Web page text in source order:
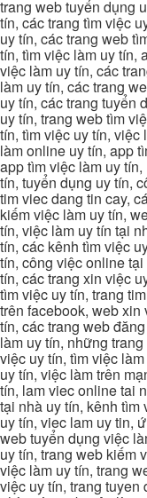
trang web tuyển dụng
tín, các trang tìm việc
uy tín, các trang web
tín, tìm việc làm uy tín,
việc làm uy tín, các
làm uy tín, các trang
uy tín, các trang tuyển
uy tín, trang web tìm
tín, tìm việc uy tín,
làm online uy tín, app
app tìm việc làm uy
tín, tuyển dụng uy tín,
tim viec dang tin cay,
kiếm việc làm uy tín,
tín, việc làm uy tín tại
tín, các kênh tìm việc
tín, công việc online
tín, các trang xin việc
tìm việc uy tín, trang
trên facebook, web xin
tín, các trang web
làm uy tín, những
việc uy tín, tìm việc
uy tín, việc làm trên
tín, lam viec online tai
tại nhà uy tín, kênh tìm
uy tín, viec lam uy tin,
web tuyển dụng việc
uy tín, trang web kiếm
việc làm uy tín, trang
việc uy tín, trang tuyen